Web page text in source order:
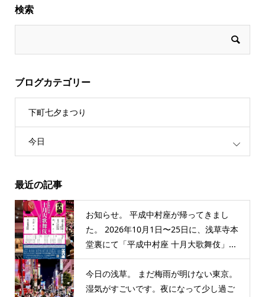
検索
ブログカテゴリー
下町七夕まつり
今日
最近の記事
お知らせ。 平成中村座が帰ってきまし
た。 2026年10月1日〜25日に、浅草寺本
堂裏にて「平成中村座 十月大歌舞伎」...
今日の浅草。 まだ梅雨が明けない東京。
湿気がすごいです。夜になって少し過ご